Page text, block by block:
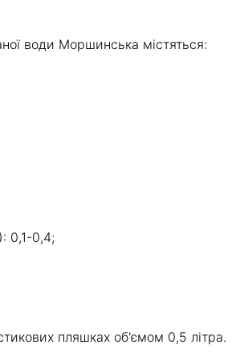
води Моршинська містяться:
0,1-0,4;
пляшках об'ємом 0,5 літра.